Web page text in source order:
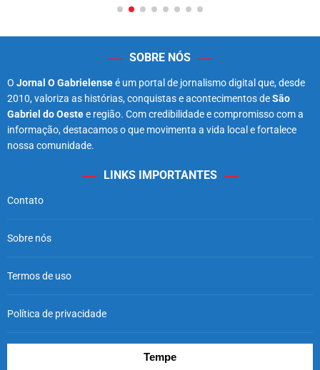
SOBRE NÓS
O Jornal O Gabrielenseé um portal de jornalismo digital que, desde
2010, valoriza as histórias, conquistas e acontecimentos deSão
Gabriel do Oestee região. Com credibilidade e compromisso com a
informação, destacamos o que movimenta a vida local e fortalece
nossa comunidade.
LINKS IMPORTANTES
Contato
Sobre nós
Termos de uso
Política de privacidade
Tempe